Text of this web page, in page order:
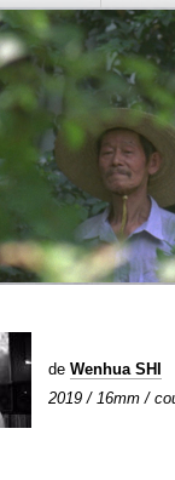
de Wenhua SHI
2019 / 16mm /